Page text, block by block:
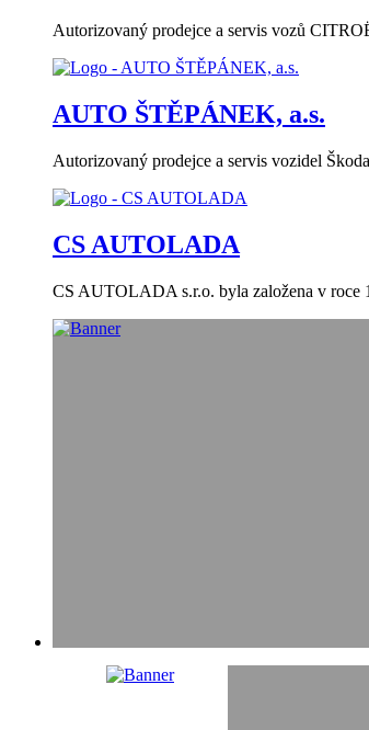
Autorizovaný prodejce a servis vozů
AUTO ŠTĚPÁNEK, a.s.
Autorizovaný prodejce a servis vozidel
CS AUTOLADA
CS AUTOLADA s.r.o. byla založena v roce